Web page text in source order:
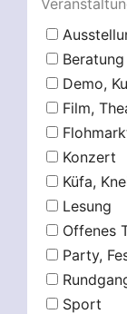
Beratung
Demo,
Film,
Konzert
Küfa,
Lesung
Offenes
Party,
Sport